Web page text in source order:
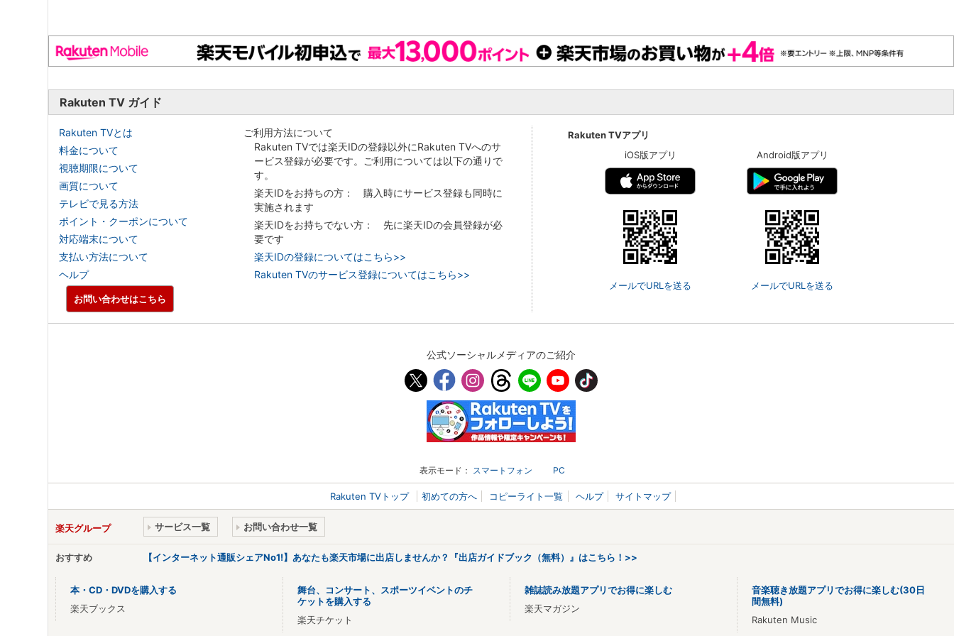
Rakuten TV ガイド
Rakuten TVとは
料金について
視聴期限について
画質について
テレビで見る方法
ポイント・クーポンについて
対応端末について
支払い方法について
ヘルプ
ご利用方法について
Rakuten TVでは楽天IDの登録以外にRakuten TVへのサ
ービス登録が必要です。ご利用については以下の通りで
す。
楽天IDをお持ちの方： 購入時にサービス登録も同時に
実施されます
楽天IDをお持ちでない方： 先に楽天IDの会員登録が必
要です
楽天IDの登録についてはこちら>>
Rakuten TVのサービス登録についてはこちら>>
Rakuten TVアプリ
iOS版アプリ
メールでURLを送る
Android版アプリ
メールでURLを送る
お問い合わせはこちら
公式ソーシャルメディアのご紹介
表示モード： スマートフォン PC
Rakuten TVトップ 初めての方へ コピーライト一覧 ヘルプ サイトマップ
楽天グループ サービス一覧 お問い合わせ一覧
おすすめ 【インターネット通販シェアNo1!】あなたも楽天市場に出店しませんか？『出店ガイドブック（無料）』はこちら！>>
本・CD・DVDを購入する
楽天ブックス
舞台、コンサート、スポーツイベントのチ
ケットを購入する
楽天チケット
雑誌読み放題アプリでお得に楽しむ
楽天マガジン
音楽聴き放題アプリでお得に楽しむ(30日
間無料)
Rakuten Music